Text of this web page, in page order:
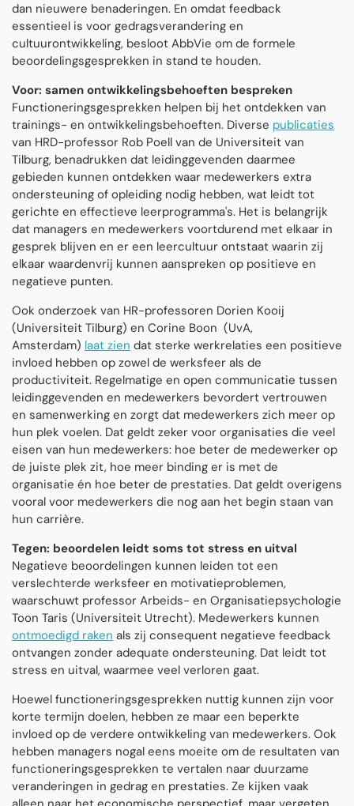
dan nieuwere benaderingen. En omdat feedback
essentieel is voor gedragsverandering en
cultuurontwikkeling, besloot AbbVie om de formele
beoordelingsgesprekken in stand te houden.
Voor: samen ontwikkelingsbehoeften bespreken
Functioneringsgesprekken helpen bij het ontdekken van
trainings- en ontwikkelingsbehoeften. Diverse publicaties
van HRD-professor Rob Poell van de Universiteit van
Tilburg, benadrukken dat leidinggevenden daarmee
gebieden kunnen ontdekken waar medewerkers extra
ondersteuning of opleiding nodig hebben, wat leidt tot
gerichte en effectieve leerprogramma's. Het is belangrijk
dat managers en medewerkers voortdurend met elkaar in
gesprek blijven en er een leercultuur ontstaat waarin zij
elkaar waardenvrij kunnen aanspreken op positieve en
negatieve punten.
Ook onderzoek van HR-professoren Dorien Kooij
(Universiteit Tilburg) en Corine Boon (UvA,
Amsterdam) laat zien dat sterke werkrelaties een positieve
invloed hebben op zowel de werksfeer als de
productiviteit. Regelmatige en open communicatie tussen
leidinggevenden en medewerkers bevordert vertrouwen
en samenwerking en zorgt dat medewerkers zich meer op
hun plek voelen. Dat geldt zeker voor organisaties die veel
eisen van hun medewerkers: hoe beter de medewerker op
de juiste plek zit, hoe meer binding er is met de
organisatie én hoe beter de prestaties. Dat geldt overigens
vooral voor medewerkers die nog aan het begin staan van
hun carrière.
Tegen: beoordelen leidt soms tot stress en uitval
Negatieve beoordelingen kunnen leiden tot een
verslechterde werksfeer en motivatieproblemen,
waarschuwt professor Arbeids- en Organisatiepsychologie
Toon Taris (Universiteit Utrecht). Medewerkers kunnen
ontmoedigd raken als zij consequent negatieve feedback
ontvangen zonder adequate ondersteuning. Dat leidt tot
stress en uitval, waarmee veel verloren gaat.
Hoewel functioneringsgesprekken nuttig kunnen zijn voor
korte termijn doelen, hebben ze maar een beperkte
invloed op de verdere ontwikkeling van medewerkers. Ook
hebben managers nogal eens moeite om de resultaten van
functioneringsgesprekken te vertalen naar duurzame
veranderingen in gedrag en prestaties. Ze kijken vaak